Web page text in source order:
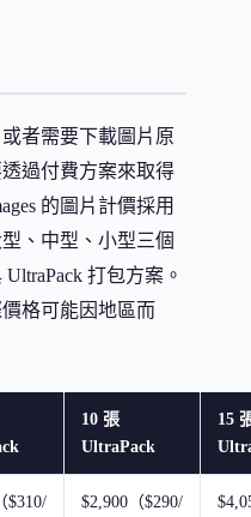
者需要下載圖片原
過付費方案來取得
的圖片計價採用
、中型、小型三個
打包方案。
格可能因地區而
10 張
UltraPack
15
$310/
$2,900（$290/